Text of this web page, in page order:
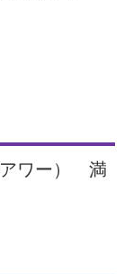
アワー） 満